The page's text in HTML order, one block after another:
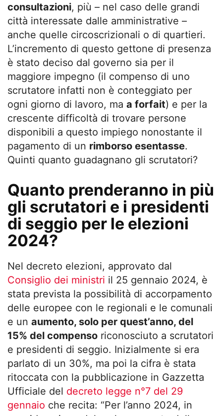
consultazioni, più – nel caso delle grandi
città interessate dalle amministrative –
anche quelle circoscrizionali o di quartieri.
L’incremento di questo gettone di presenza
è stato deciso dal governo sia per il
maggiore impegno (il compenso di uno
scrutatore infatti non è conteggiato per
ogni giorno di lavoro, ma a forfait) e per la
crescente difficoltà di trovare persone
disponibili a questo impiego nonostante il
pagamento di un rimborso esentasse.
Quinti quanto guadagnano gli scrutatori?
Quanto prenderanno in più
gli scrutatori e i presidenti
di seggio per le elezioni
2024?
Nel decreto elezioni, approvato dal
Consiglio dei ministri il 25 gennaio 2024, è
stata prevista la possibilità di accorpamento
delle europee con le regionali e le comunali
e un aumento, solo per quest’anno, del
15% del compenso riconosciuto a scrutatori
e presidenti di seggio. Inizialmente si era
parlato di un 30%, ma poi la cifra è stata
ritoccata con la pubblicazione in Gazzetta
Ufficiale del decreto legge n°7 del 29
gennaio che recita: “Per l’anno 2024, in